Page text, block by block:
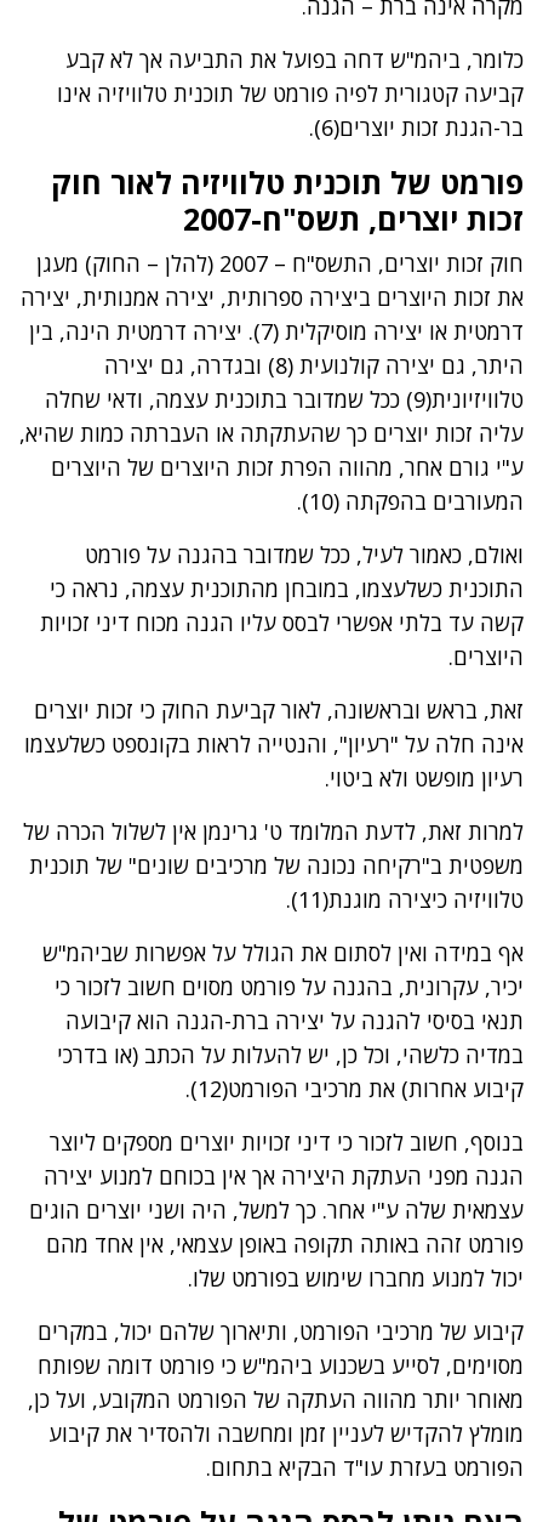
כלומר, ביהמ"ש דחה בפועל את התביעה אך לא קבע
קביעה קטגורית לפיה פורמט של תוכנית טלוויזיה אינו
בר-הגנת זכות יוצרים(6).
פורמט של תוכנית טלוויזיה לאור חוק
זכות יוצרים, תשס"ח-2007
חוק זכות יוצרים, התשס"ח – 2007 (להלן – החוק) מעגן
את זכות היוצרים ביצירה ספרותית, יצירה אמנותית, יצירה
דרמטית או יצירה מוסיקלית (7). יצירה דרמטית הינה, בין
היתר, גם יצירה קולנועית (8) ובגדרה, גם יצירה
טלוויזיונית(9) ככל שמדובר בתוכנית עצמה, ודאי שחלה
עליה זכות יוצרים כך שהעתקתה או העברתה כמות שהיא,
ע"י גורם אחר, מהווה הפרת זכות היוצרים של היוצרים
המעורבים בהפקתה (10).
ואולם, כאמור לעיל, ככל שמדובר בהגנה על פורמט
התוכנית כשלעצמו, במובחן מהתוכנית עצמה, נראה כי
קשה עד בלתי אפשרי לבסס עליו הגנה מכוח דיני זכויות
היוצרים.
זאת, בראש ובראשונה, לאור קביעת החוק כי זכות יוצרים
אינה חלה על "רעיון", והנטייה לראות בקונספט כשלעצמו
רעיון מופשט ולא ביטוי.
למרות זאת, לדעת המלומד ט' גרינמן אין לשלול הכרה של
משפטית ב"רקיחה נכונה של מרכיבים שונים" של תוכנית
טלוויזיה כיצירה מוגנת(11).
אף במידה ואין לסתום את הגולל על אפשרות שביהמ"ש
יכיר, עקרונית, בהגנה על פורמט מסוים חשוב לזכור כי
תנאי בסיסי להגנה על יצירה ברת-הגנה הוא קיבועה
במדיה כלשהי, וכל כן, יש להעלות על הכתב (או בדרכי
קיבוע אחרות) את מרכיבי הפורמט(12).
בנוסף, חשוב לזכור כי דיני זכויות יוצרים מספקים ליוצר
הגנה מפני העתקת היצירה אך אין בכוחם למנוע יצירה
עצמאית שלה ע"י אחר. כך למשל, היה ושני יוצרים הוגים
פורמט זהה באותה תקופה באופן עצמאי, אין אחד מהם
יכול למנוע מחברו שימוש בפורמט שלו.
קיבוע של מרכיבי הפורמט, ותיארוך שלהם יכול, במקרים
מסוימים, לסייע בשכנוע ביהמ"ש כי פורמט דומה שפותח
מאוחר יותר מהווה העתקה של הפורמט המקובע, ועל כן,
מומלץ להקדיש לעניין זמן ומחשבה ולהסדיר את קיבוע
הפורמט בעזרת עו"ד הבקיא בתחום.